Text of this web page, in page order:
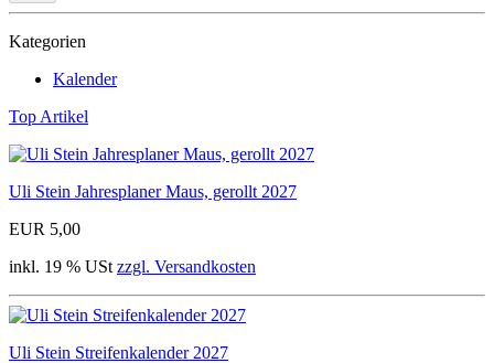
Kategorien
Kalender
Top Artikel
Uli Stein Jahresplaner Maus, gerollt 2027
EUR 5,00
inkl. 19 % USt zzgl. Versandkosten
Uli Stein Streifenkalender 2027